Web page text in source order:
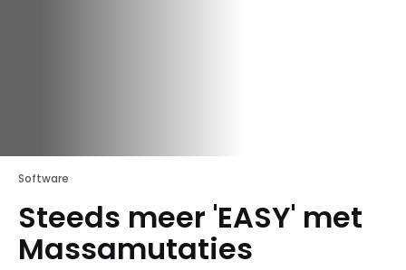
Software
Steeds meer 'EASY' met
Massamutaties